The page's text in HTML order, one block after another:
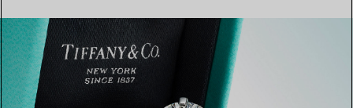
MEHR ERFAHREN
EINEN STORE IN IHRER NÄHE FINDEN